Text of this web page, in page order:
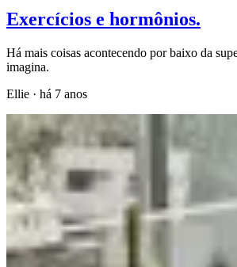
Exercícios e hormônios.
Há mais coisas acontecendo por baixo da
imagina.
Ellie · há 7 anos